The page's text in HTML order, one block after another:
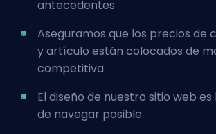
antecedentes
Aseguramos que los precios de
y artículo están colocados de
competitiva
El diseño de nuestro sitio web
de navegar posible